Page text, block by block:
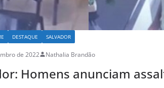
DESTAQUE SALVADOR
de 2022 Nathalia Brandão
Homens anunciam